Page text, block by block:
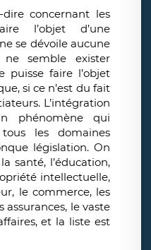
concernant les
l’objet d’une
se dévoile aucune
semble exister
faire l’objet
si ce n’est du fait
L’intégration
phénomène qui
tous les domaines
législation. On
santé, l’éducation,
intellectuelle,
le commerce, les
le vaste
et la liste est